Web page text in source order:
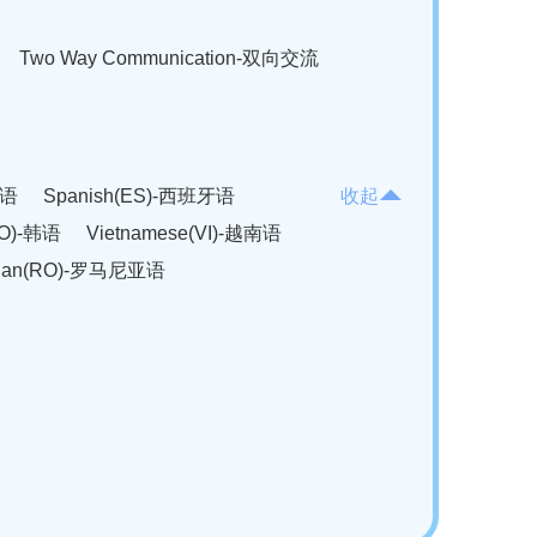
Two Way Communication-双向交流
Spanish(ES)-西班牙语
韩语
Vietnamese(VI)-越南语
罗马尼亚语
收起